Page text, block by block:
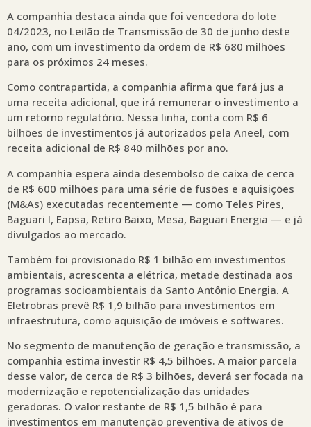
A companhia destaca ainda que foi vencedora do lote
04/2023, no Leilão de Transmissão de 30 de junho deste
ano, com um investimento da ordem de R$ 680 milhões
para os próximos 24 meses.
Como contrapartida, a companhia afirma que fará jus a
uma receita adicional, que irá remunerar o investimento a
um retorno regulatório. Nessa linha, conta com R$ 6
bilhões de investimentos já autorizados pela Aneel, com
receita adicional de R$ 840 milhões por ano.
A companhia espera ainda desembolso de caixa de cerca
de R$ 600 milhões para uma série de fusões e aquisições
(M&As) executadas recentemente — como Teles Pires,
Baguari I, Eapsa, Retiro Baixo, Mesa, Baguari Energia — e já
divulgados ao mercado.
Também foi provisionado R$ 1 bilhão em investimentos
ambientais, acrescenta a elétrica, metade destinada aos
programas socioambientais da Santo Antônio Energia. A
Eletrobras prevê R$ 1,9 bilhão para investimentos em
infraestrutura, como aquisição de imóveis e softwares.
No segmento de manutenção de geração e transmissão, a
companhia estima investir R$ 4,5 bilhões. A maior parcela
desse valor, de cerca de R$ 3 bilhões, deverá ser focada na
modernização e repotencialização das unidades
geradoras. O valor restante de R$ 1,5 bilhão é para
investimentos em manutenção preventiva de ativos de